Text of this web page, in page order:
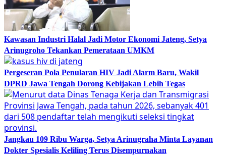
Kawasan Industri Halal Jadi Motor Ekonomi Jateng, Setya
Arinugroho Tekankan Pemerataan UMKM
Pergeseran Pola Penularan HIV Jadi Alarm Baru, Wakil
DPRD Jawa Tengah Dorong Kebijakan Lebih Tegas
Jangkau 109 Ribu Warga, Setya Arinugraha Minta Layanan
Dokter Spesialis Keliling Terus Disempurnakan